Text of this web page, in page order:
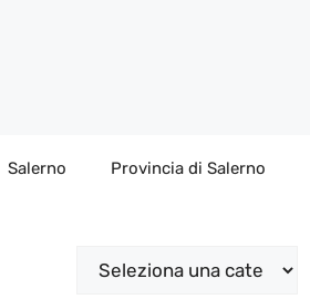
Salerno Provincia di Salerno
Categorie